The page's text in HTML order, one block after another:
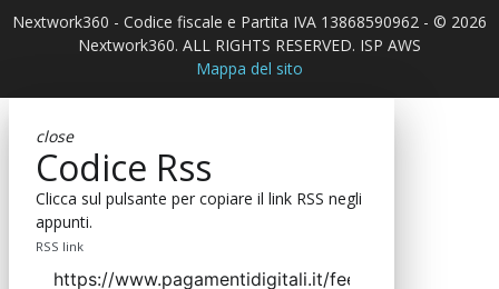
Nextwork360 - Codice fiscale e Partita IVA 13868590962 - © 2026
Nextwork360. ALL RIGHTS RESERVED. ISP AWS
Mappa del sito
close
Codice Rss
Clicca sul pulsante per copiare il link RSS negli
appunti.
RSS link